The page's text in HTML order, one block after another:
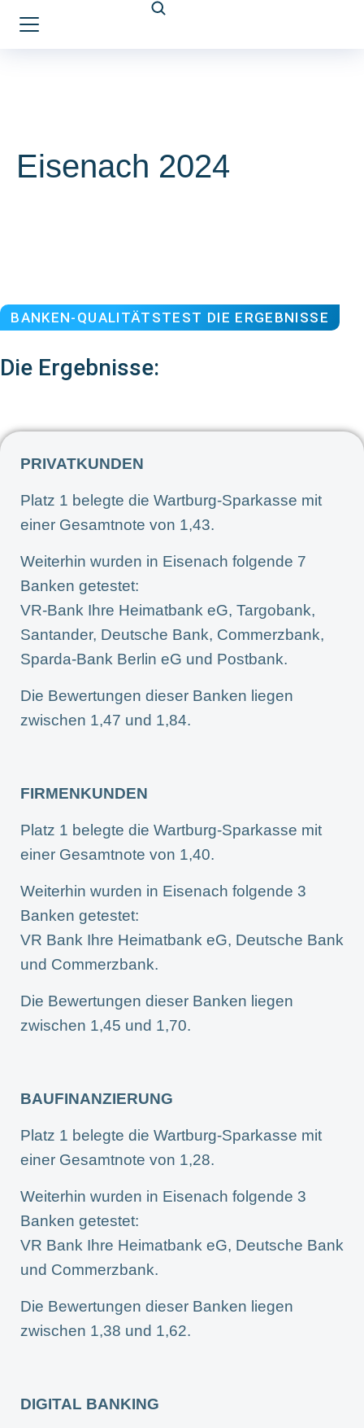
Eisenach 2024
BANKEN-QUALITÄTSTEST DIE ERGEBNISSE
Die Ergebnisse:
PRIVATKUNDEN
Platz 1 belegte die Wartburg-Sparkasse mit
einer Gesamtnote von 1,43.
Weiterhin wurden in Eisenach folgende 7
Banken getestet:
VR-Bank Ihre Heimatbank eG, Targobank,
Santander, Deutsche Bank, Commerzbank,
Sparda-Bank Berlin eG und Postbank.
Die Bewertungen dieser Banken liegen
zwischen 1,47 und 1,84.
FIRMENKUNDEN
Platz 1 belegte die Wartburg-Sparkasse mit
einer Gesamtnote von 1,40.
Weiterhin wurden in Eisenach folgende 3
Banken getestet:
VR Bank Ihre Heimatbank eG, Deutsche Bank
und Commerzbank.
Die Bewertungen dieser Banken liegen
zwischen 1,45 und 1,70.
BAUFINANZIERUNG
Platz 1 belegte die Wartburg-Sparkasse mit
einer Gesamtnote von 1,28.
Weiterhin wurden in Eisenach folgende 3
Banken getestet:
VR Bank Ihre Heimatbank eG, Deutsche Bank
und Commerzbank.
Die Bewertungen dieser Banken liegen
zwischen 1,38 und 1,62.
DIGITAL BANKING